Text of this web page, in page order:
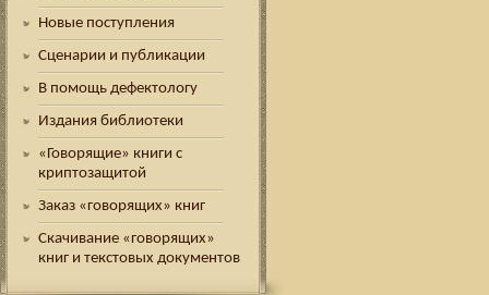
Новые поступления
Сценарии и публикации
В помощь дефектологу
Издания библиотеки
«Говорящие» книги с
криптозащитой
Заказ «говорящих» книг
Скачивание «говорящих»
книг и текстовых документов